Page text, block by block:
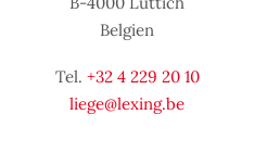
Belgien
Tel. +32 4 229 20 10
liege@lexing.be